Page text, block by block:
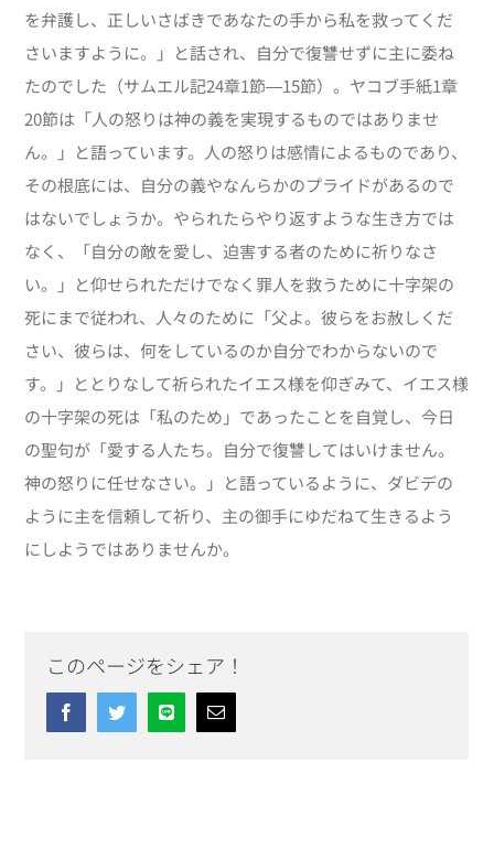
を弁護し、正しいさばきであなたの手から私を救ってくだ
さいますように。」と話され、自分で復讐せずに主に委ね
たのでした（サムエル記24章1節―15節）。ヤコブ手紙1章
20節は「人の怒りは神の義を実現するものではありませ
ん。」と語っています。人の怒りは感情によるものであり、
その根底には、自分の義やなんらかのプライドがあるので
はないでしょうか。やられたらやり返すような生き方では
なく、「自分の敵を愛し、迫害する者のために祈りなさ
い。」と仰せられただけでなく罪人を救うために十字架の
死にまで従われ、人々のために「父よ。彼らをお赦しくだ
さい、彼らは、何をしているのか自分でわからないので
す。」ととりなして祈られたイエス様を仰ぎみて、イエス様
の十字架の死は「私のため」であったことを自覚し、今日
の聖句が「愛する人たち。自分で復讐してはいけません。
神の怒りに任せなさい。」と語っているように、ダビデの
ように主を信頼して祈り、主の御手にゆだねて生きるよう
にしようではありませんか。
このページをシェア！
FacebookTwitterLine Email